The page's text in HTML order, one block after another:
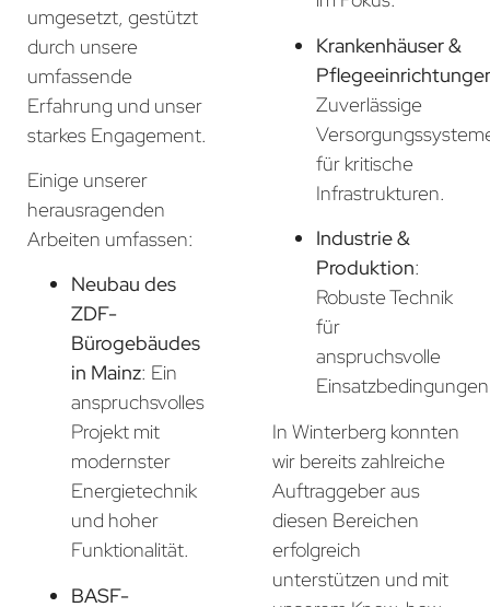
umgesetzt, gestützt
durch unsere
umfassende
Erfahrung und unser
starkes Engagement.
Einige unserer
herausragenden
Arbeiten umfassen:
Neubau des
ZDF-
Bürogebäudes
in Mainz: Ein
anspruchsvolles
Projekt mit
modernster
Energietechnik
und hoher
Funktionalität.
BASF-
Krankenhäuser &
Zuverlässige
für kritische
Infrastrukturen.
Industrie &
Produktion:
Robuste Technik
für
anspruchsvolle
In Winterberg konnten
wir bereits zahlreiche
Auftraggeber aus
diesen Bereichen
erfolgreich
unterstützen und mit